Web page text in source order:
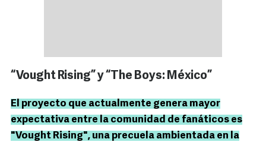
“Vought Rising” y “The Boys: México”
El proyecto que actualmente genera mayor
expectativa entre la comunidad de fanáticos es
"Vought Rising", una precuela ambientada en la